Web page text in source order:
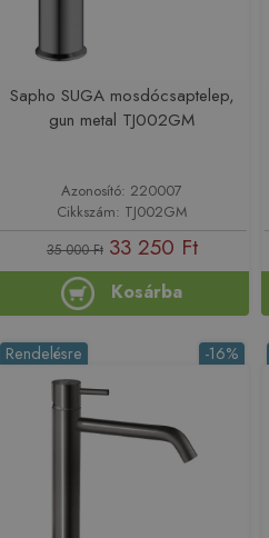
Sapho SUGA mosdócsaptelep,
gun metal TJ002GM
Azonosító: 220007
Cikkszám: TJ002GM
35 000 Ft 33 250 Ft
Kosárba
-16%
Rendelésre